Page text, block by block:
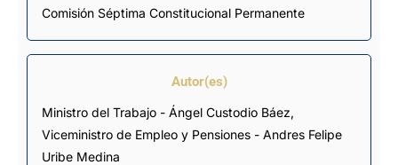
Comisión Séptima Constitucional Permanente
Autor(es)
Ministro del Trabajo - Ángel Custodio Báez,
Viceministro de Empleo y Pensiones - Andres Felipe
Uribe Medina